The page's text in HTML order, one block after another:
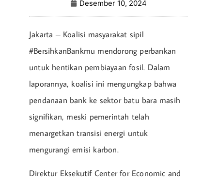
Desember 10, 2024
Jakarta – Koalisi masyarakat sipil
#BersihkanBankmu mendorong perbankan
untuk hentikan pembiayaan fosil. Dalam
laporannya, koalisi ini mengungkap bahwa
pendanaan bank ke sektor batu bara masih
signifikan, meski pemerintah telah
menargetkan transisi energi untuk
mengurangi emisi karbon.
Direktur Eksekutif Center for Economic and